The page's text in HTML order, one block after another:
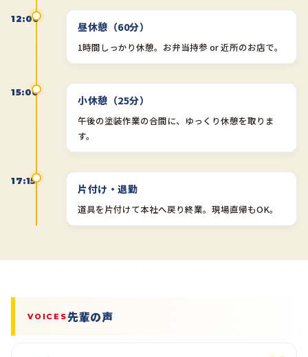
12:00
昼休憩（60分）
1時間しっかり休憩。お弁当持参 or 近所のお店で。
15:00
小休憩（25分）
午後の塗装作業の合間に、ゆっくり休憩を取りま
す。
17:15
片付け・退勤
道具を片付けて本社へ戻り終業。現場直帰もOK。
VOICES先輩の声